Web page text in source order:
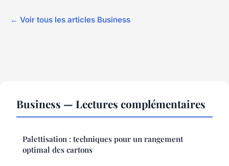
← Voir tous les articles Business
Business — Lectures complémentaires
Palettisation : techniques pour un rangement
optimal des cartons